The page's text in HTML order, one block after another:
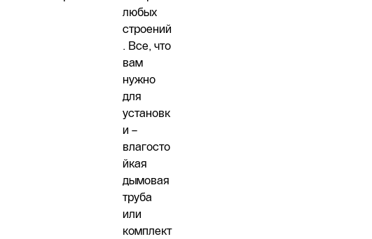
любых
строений
. Все, что
вам
нужно
для
установк
и –
влагосто
йкая
дымовая
труба
или
комплект